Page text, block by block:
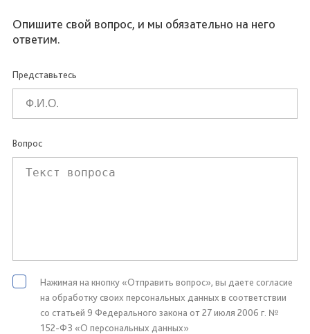
Опишите свой вопрос, и мы обязательно на него
ответим.
Представьтесь
Вопрос
Нажимая на кнопку «Отправить вопрос», вы даете согласие
на обработку своих персональных данных в соответствии
со статьей 9 Федерального закона от 27 июля 2006 г. №
152-ФЗ «О персональных данных»